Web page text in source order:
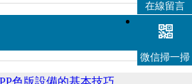
色版設備的基本技巧
在線留言
微信掃一掃